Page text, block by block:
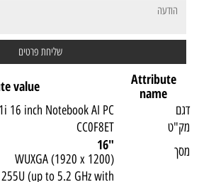
Attribute
name
value
דגם
16 inch Notebook AI PC
מק"ט
CC0F8ET
מסך
"16
WUXGA (1920 x 1200)
(up to 5.2 GHz with